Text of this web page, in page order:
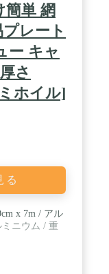
簡単 網
レート
ー キャ
さ
ホイル]
る
x 7m / アル
ミニウム / 重